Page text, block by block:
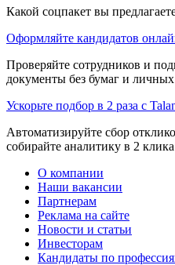
Какой соцпакет вы
Оформляйте кандидатов
Проверяйте сотрудников и
документы без бумаг и личных
Ускорьте подбор в 2 раза с
Автоматизируйте сбор
собирайте аналитику в 2 клика
О компании
Наши вакансии
Партнерам
Реклама на сайте
Новости и статьи
Инвесторам
Кандидаты по